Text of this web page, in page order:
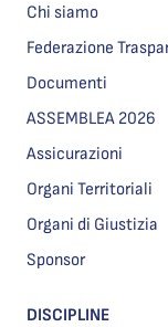
Chi siamo
Federazione
Documenti
ASSEMBLEA 2026
Assicurazioni
Organi Territoriali
Organi di Giustizia
Sponsor
DISCIPLINE